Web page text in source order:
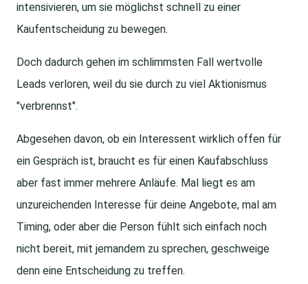
intensivieren, um sie möglichst schnell zu einer
Kaufentscheidung zu bewegen.
Doch dadurch gehen im schlimmsten Fall wertvolle
Leads verloren, weil du sie durch zu viel Aktionismus
"verbrennst".
Abgesehen davon, ob ein Interessent wirklich offen für
ein Gespräch ist, braucht es für einen Kaufabschluss
aber fast immer mehrere Anläufe. Mal liegt es am
unzureichenden Interesse für deine Angebote, mal am
Timing, oder aber die Person fühlt sich einfach noch
nicht bereit, mit jemandem zu sprechen, geschweige
denn eine Entscheidung zu treffen.